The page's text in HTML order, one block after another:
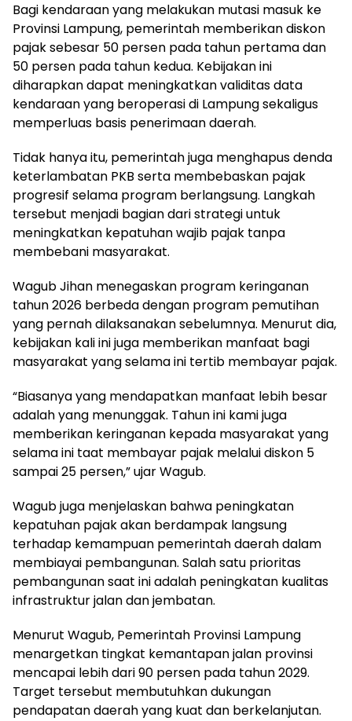
Bagi kendaraan yang melakukan mutasi masuk ke
Provinsi Lampung, pemerintah memberikan diskon
pajak sebesar 50 persen pada tahun pertama dan
50 persen pada tahun kedua. Kebijakan ini
diharapkan dapat meningkatkan validitas data
kendaraan yang beroperasi di Lampung sekaligus
memperluas basis penerimaan daerah.
Tidak hanya itu, pemerintah juga menghapus denda
keterlambatan PKB serta membebaskan pajak
progresif selama program berlangsung. Langkah
tersebut menjadi bagian dari strategi untuk
meningkatkan kepatuhan wajib pajak tanpa
membebani masyarakat.
Wagub Jihan menegaskan program keringanan
tahun 2026 berbeda dengan program pemutihan
yang pernah dilaksanakan sebelumnya. Menurut dia,
kebijakan kali ini juga memberikan manfaat bagi
masyarakat yang selama ini tertib membayar pajak.
“Biasanya yang mendapatkan manfaat lebih besar
adalah yang menunggak. Tahun ini kami juga
memberikan keringanan kepada masyarakat yang
selama ini taat membayar pajak melalui diskon 5
sampai 25 persen,” ujar Wagub.
Wagub juga menjelaskan bahwa peningkatan
kepatuhan pajak akan berdampak langsung
terhadap kemampuan pemerintah daerah dalam
membiayai pembangunan. Salah satu prioritas
pembangunan saat ini adalah peningkatan kualitas
infrastruktur jalan dan jembatan.
Menurut Wagub, Pemerintah Provinsi Lampung
menargetkan tingkat kemantapan jalan provinsi
mencapai lebih dari 90 persen pada tahun 2029.
Target tersebut membutuhkan dukungan
pendapatan daerah yang kuat dan berkelanjutan.